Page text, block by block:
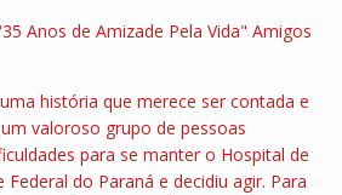
Anos de Amizade Pela Vida" Amigos
história que merece ser contada e
valoroso grupo de pessoas
para se manter o Hospital de
Federal do Paraná e decidiu agir. Para